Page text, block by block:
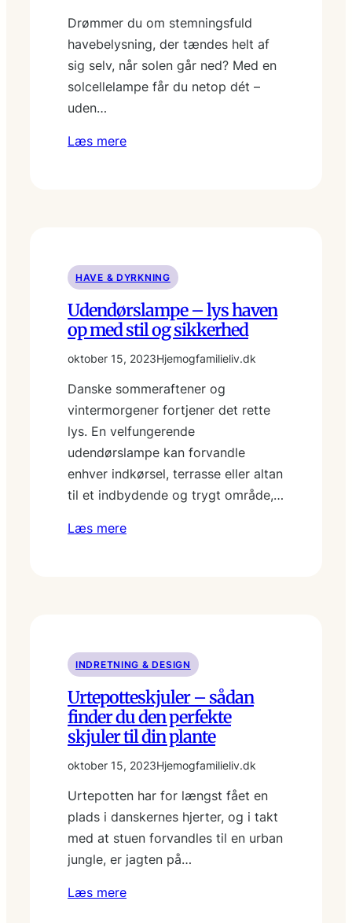
Drømmer du om stemningsfuld
havebelysning, der tændes helt af
sig selv, når solen går ned? Med en
solcellelampe får du netop dét –
uden…
Læs mere
HAVE & DYRKNING
Udendørslampe – lys haven
op med stil og sikkerhed
oktober 15, 2023Hjemogfamilieliv.dk
Danske sommeraftener og
vintermorgener fortjener det rette
lys. En velfungerende
udendørslampe kan forvandle
enhver indkørsel, terrasse eller altan
til et indbydende og trygt område,…
Læs mere
INDRETNING & DESIGN
Urtepotteskjuler – sådan
finder du den perfekte
skjuler til din plante
oktober 15, 2023Hjemogfamilieliv.dk
Urtepotten har for længst fået en
plads i danskernes hjerter, og i takt
med at stuen forvandles til en urban
jung­le, er jagten på…
Læs mere